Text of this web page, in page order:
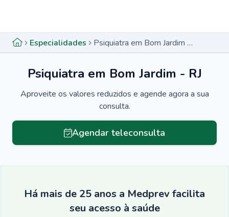
Especialidades Psiquiatra em Bom Jardim - RJ
Psiquiatra em Bom Jardim - RJ
Aproveite os valores reduzidos e agende agora a sua
consulta.
Agendar teleconsulta
Há mais de 25 anos a Medprev facilita
seu acesso à saúde